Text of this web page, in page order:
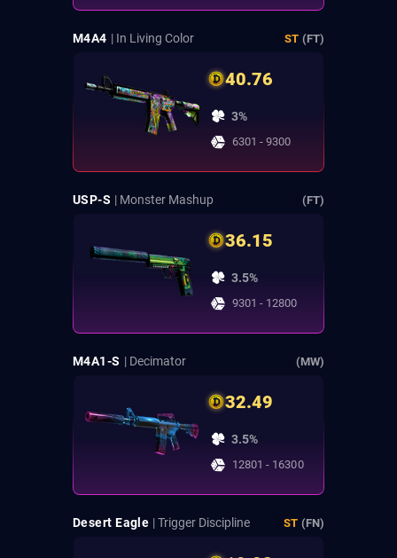
M4A4 | In Living Color ST (FT)
40.76
3%
6301 - 9300
USP-S | Monster Mashup (FT)
36.15
3.5%
9301 - 12800
M4A1-S | Decimator (MW)
32.49
3.5%
12801 - 16300
Desert Eagle | Trigger Discipline ST (FN)